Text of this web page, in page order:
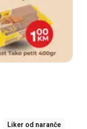
Liker od naranče